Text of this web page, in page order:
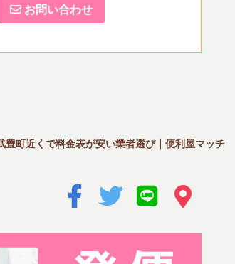
お問い合わせ
町近くで料金表が安い業者選び｜便利屋マッチ